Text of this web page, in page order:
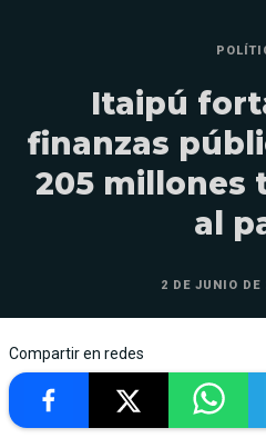
Itaipú
finanzas
205 millones
al
2 DE JUNIO DE
Compartir en redes